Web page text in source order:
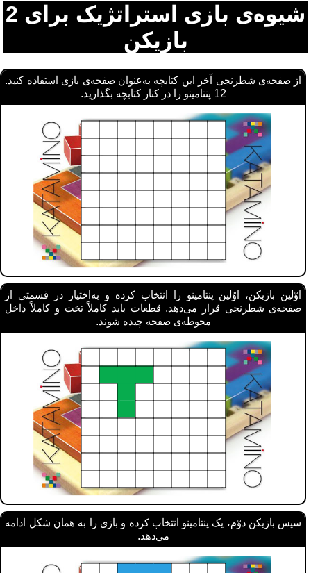
شیوه‌ی بازی استراتژیک برای 2
بازیکن
از صفحه‌ی شطرنجی آخر این کتابچه به‌عنوان صفحه‌ی بازی استفاده کنید.
12 پنتامینو را در کنار کتابچه بگذارید.
اوّلین بازیکن، اوّلین پنتامینو را انتخاب کرده و به‌اختیار در قسمتی از
صفحه‌ی شطرنجی قرار می‌دهد. قطعات باید کاملاً تخت و کاملاً داخل
محوطه‌ی صفحه چیده شوند.
سپس بازیکن دوّم، یک پنتامینو انتخاب کرده و بازی را به همان شکل ادامه
می‌دهد.